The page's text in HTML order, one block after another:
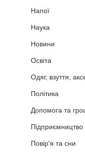
Напої
Наука
Новини
Освіта
Одяг, взуття,
Політика
Допомога та
Підприємництво
Повір'я та сни